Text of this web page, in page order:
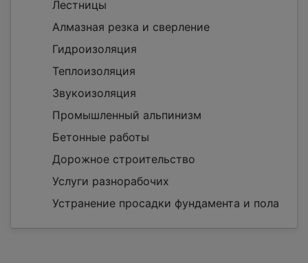
Лестницы
Алмазная резка и сверление
Гидроизоляция
Теплоизоляция
Звукоизоляция
Промышленный альпинизм
Бетонные работы
Дорожное строительство
Услуги разнорабочих
Устранение просадки фундамента и пола